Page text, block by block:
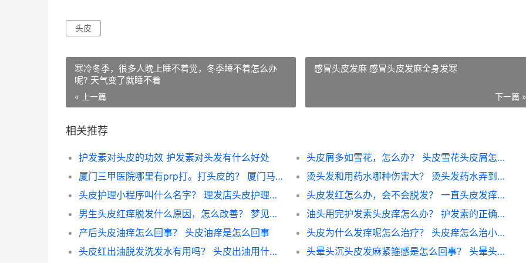
头皮
寒冷冬季，很多人晚上睡不着觉，冬季睡不着怎么办
呢? 天气变了就睡不着
« 上一篇
感冒头皮发麻 感冒头皮发麻全身发寒
下一篇 »
相关推荐
护发素对头皮的功效 护发素对头发有什么好处
头皮屑多如雪花，怎么办？ 头皮雪花头皮屑怎么办
厦门三甲医院哪里有prp打。打头皮的？ 厦门马垅医院是几级
烫头发和用药水哪种伤害大？ 烫头发药水弄到头皮要紧吗
头皮护理小程序叫什么名字？ 理发店头皮护理怎么做
头皮发红怎么办，会不会脱发？ 一直头皮发痒要警惕
男生头皮红痒脱发什么原因，怎么改善？ 梦见自己脱发露头皮
油头用完护发素头皮痒怎么办？ 护发素的正确用法
产后头皮油痒怎么回事？ 头皮油痒是怎么回事
头皮为什么发痒呢怎么治疗？ 头皮痒怎么治小窍门
头皮红出油脱发洗发水有用吗？ 头皮出油用什么洗发水
头晕头沉头皮发麻紧箍感是怎么回事？ 头晕头皮发麻是怎么回事